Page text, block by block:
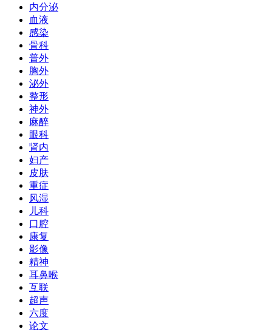
内分泌
血液
感染
骨科
普外
胸外
泌外
整形
神外
麻醉
眼科
肾内
妇产
皮肤
重症
风湿
儿科
口腔
康复
影像
精神
耳鼻喉
互联
超声
六度
论文